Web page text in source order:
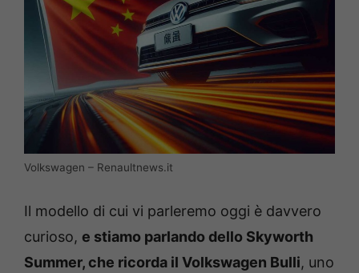
Volkswagen – Renaultnews.it
Il modello di cui vi parleremo oggi è davvero
curioso, e stiamo parlando dello Skyworth
Summer, che ricorda il Volkswagen Bulli, uno